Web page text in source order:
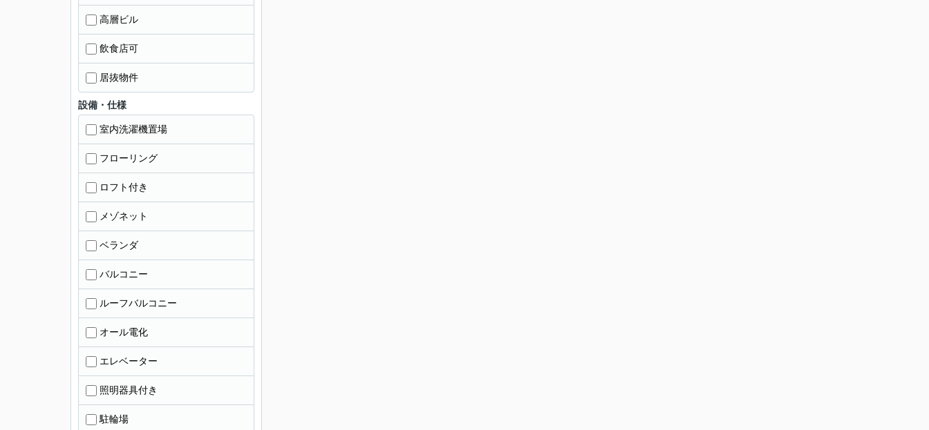
高層ビル
飲食店可
居抜物件
設備・仕様
室内洗濯機置場
フローリング
ロフト付き
メゾネット
ベランダ
バルコニー
ルーフバルコニー
オール電化
エレベーター
照明器具付き
駐輪場